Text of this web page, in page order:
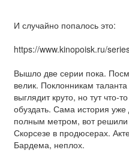
И случайно попалось это:
https://www.kinopoisk.ru/
Вышло две серии пока.
велик. Поклонникам
выглядит круто, но тут
обуздать. Сама история уже
полным метром, вот решили
Скорсезе в продюсерах.
Бардема, неплох.